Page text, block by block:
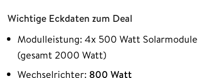
Wichtige Eckdaten zum Deal
Modulleistung: 4x 500 Watt Solarmodule
(gesamt 2000 Watt)
Wechselrichter: 800 Watt